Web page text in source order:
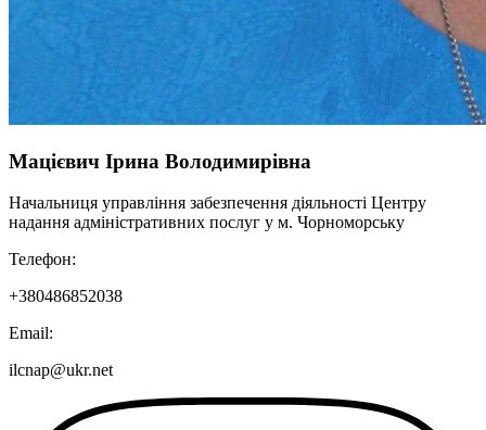
Мацієвич Ірина Володимирівна
Начальниця управління забезпечення діяльності Центру
надання адміністративних послуг у м. Чорноморську
Телефон:
+380486852038
Email:
ilcnap@ukr.net